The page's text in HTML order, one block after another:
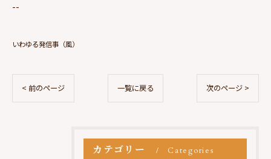
--
いわゆる発信事（風）
< 前のページ 一覧に戻る 次のページ >
カテゴリー Categories